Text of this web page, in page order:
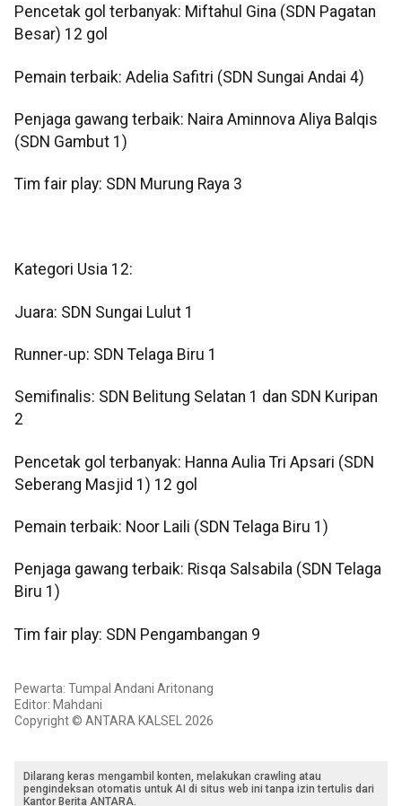
Pencetak gol terbanyak: Miftahul Gina (SDN Pagatan
Besar) 12 gol
Pemain terbaik: Adelia Safitri (SDN Sungai Andai 4)
Penjaga gawang terbaik: Naira Aminnova Aliya Balqis
(SDN Gambut 1)
Tim fair play: SDN Murung Raya 3
Kategori Usia 12:
Juara: SDN Sungai Lulut 1
Runner-up: SDN Telaga Biru 1
Semifinalis: SDN Belitung Selatan 1 dan SDN Kuripan
2
Pencetak gol terbanyak: Hanna Aulia Tri Apsari (SDN
Seberang Masjid 1) 12 gol
Pemain terbaik: Noor Laili (SDN Telaga Biru 1)
Penjaga gawang terbaik: Risqa Salsabila (SDN Telaga
Biru 1)
Tim fair play: SDN Pengambangan 9
Pewarta: Tumpal Andani Aritonang
Editor: Mahdani
Copyright © ANTARA KALSEL 2026
Dilarang keras mengambil konten, melakukan crawling atau
pengindeksan otomatis untuk AI di situs web ini tanpa izin tertulis dari
Kantor Berita ANTARA.